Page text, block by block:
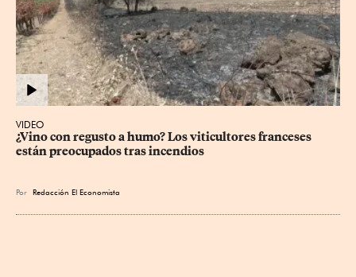
VIDEO
¿Vino con regusto a humo? Los viticultores franceses
están preocupados tras incendios
Por Redacción El Economista